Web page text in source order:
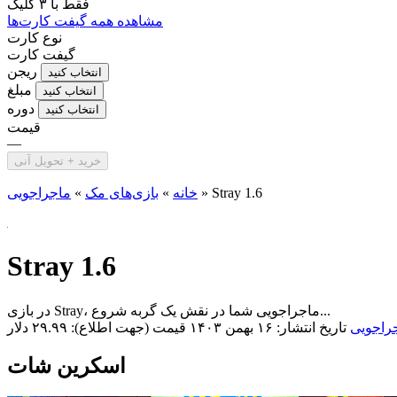
فقط با ۳ کلیک
مشاهده همه گیفت کارت‌ها
نوع کارت
گیفت کارت
ریجن
انتخاب کنید
مبلغ انتخاب کنید
دوره انتخاب کنید
قیمت
—
خرید + تحویل آنی
خانه » بازی‌های مک » ماجراجویی » Stray 1.6
Stray 1.6
در بازی Stray، ماجراجویی شما در نقش یک گربه شروع...
تاریخ انتشار: ۱۶ بهمن ۱۴۰۳ قیمت (جهت اطلاع): ۲۹.۹۹ دلار
اسکرین شات